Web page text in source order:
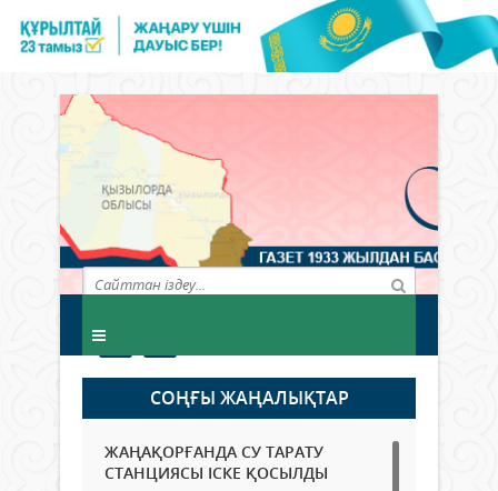
СОҢҒЫ ЖАҢАЛЫҚТАР
ЖАҢАҚОРҒАНДА СУ ТАРАТУ
СТАНЦИЯСЫ ІСКЕ ҚОСЫЛДЫ